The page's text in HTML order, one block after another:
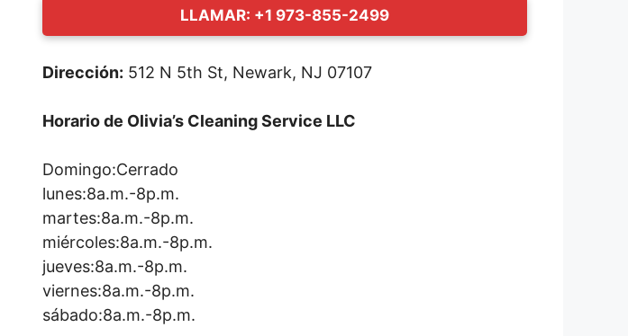
LLAMAR: +1 973-855-2499
Dirección: 512 N 5th St, Newark, NJ 07107
Horario de Olivia’s Cleaning Service LLC
Domingo:Cerrado
lunes:8a.m.-8p.m.
martes:8a.m.-8p.m.
miércoles:8a.m.-8p.m.
jueves:8a.m.-8p.m.
viernes:8a.m.-8p.m.
sábado:8a.m.-8p.m.